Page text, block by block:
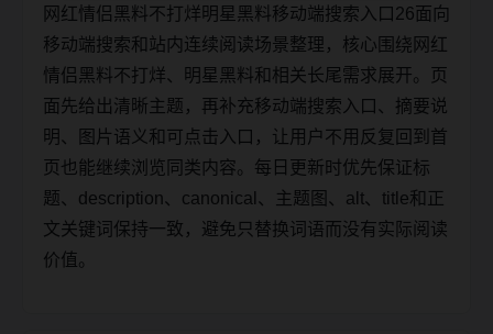
网红情侣黑料不打烊明星黑料移动端搜索入口26面向
移动端搜索和站内连续阅读场景整理，核心围绕网红
情侣黑料不打烊、明星黑料和相关长尾需求展开。页
面先给出清晰主题，再补充移动端搜索入口、摘要说
明、图片语义和可点击入口，让用户不用反复回到首
页也能继续浏览同类内容。每日更新时优先保证标
题、description、canonical、主题图、alt、title和正
文关键词保持一致，避免只替换词语而没有实际阅读
价值。